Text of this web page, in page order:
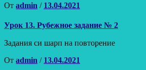
От admin / Опубликовано
13.04.2021
Урок 13. Рубежное задание № 2
Задания си шарп на повторение
От admin / Опубликовано
13.04.2021